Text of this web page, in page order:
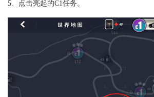
5、点击亮起的C1任务。